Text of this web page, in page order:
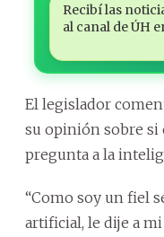
Recibí las
al canal de ÚH
El legislador
su opinión sobre si
pregunta a la
“Como soy un fiel
artificial, le dije a